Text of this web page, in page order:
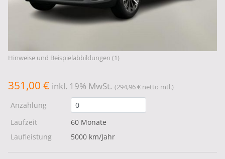
Hinweise und Beispielabbildungen (1)
351,00 € inkl. 19% MwSt. (294,96 € netto mtl.)
Anzahlung
Laufzeit
60 Monate
Laufleistung
5000 km/Jahr